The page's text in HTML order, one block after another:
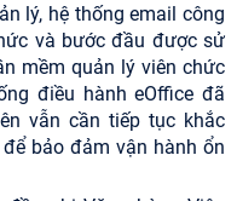
lý, hệ thống email công
và bước đầu được sử
mềm quản lý viên chức
điều hành eOffice đã
vẫn cần tiếp tục khắc
bảo đảm vận hành ổn